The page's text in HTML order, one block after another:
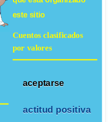
este sitio
Cuentos clasificados
por valores
aceptarse
actitud positiva